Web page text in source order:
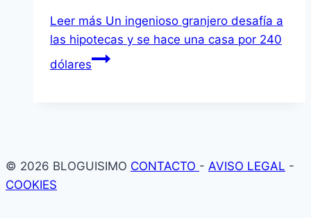
Leer más Un ingenioso granjero desafía a
las hipotecas y se hace una casa por 240
dólares
© 2026 BLOGUISIMO CONTACTO - AVISO LEGAL -
COOKIES